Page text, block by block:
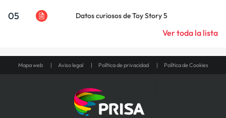
05 Datos curiosos de Toy Story 5
Ver toda la lista
Mapa web Aviso legal Política de privacidad Política de Cookies